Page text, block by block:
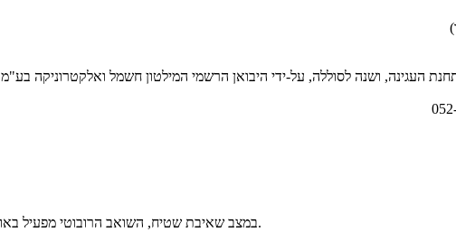
העגינה, ושנה לסוללה, על-ידי היבואן הרשמי המילטון חשמל ואלקטרוניקה בע"מ
במצב שאיבת שטיח, השואב הרובוטי מפעיל באופן אוטומטי יניקה חזקה יותר כאשר המטליות מורמות, וכך מסיר אבק ביעילות מבלי להרטיב את השטיח.